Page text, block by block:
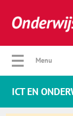
Verberg menu
Home
Menu
ICT EN